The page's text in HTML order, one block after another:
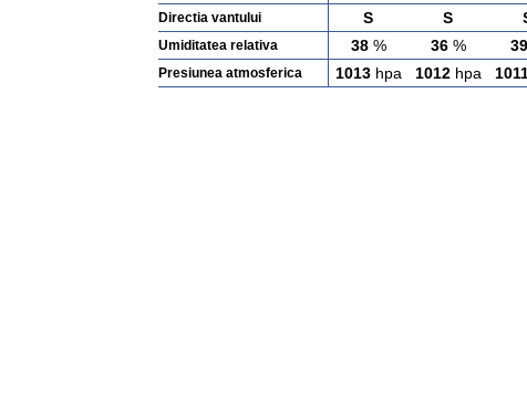
Directia vantului S S
Umiditatea relativa 38% 36% 39
Presiunea atmosferica 1013hpa 1012hpa